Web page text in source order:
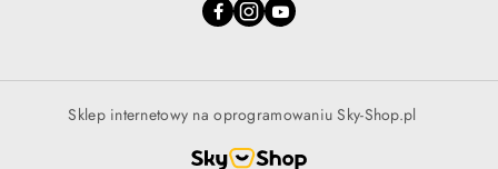
Sklep internetowy na oprogramowaniu Sky-Shop.pl